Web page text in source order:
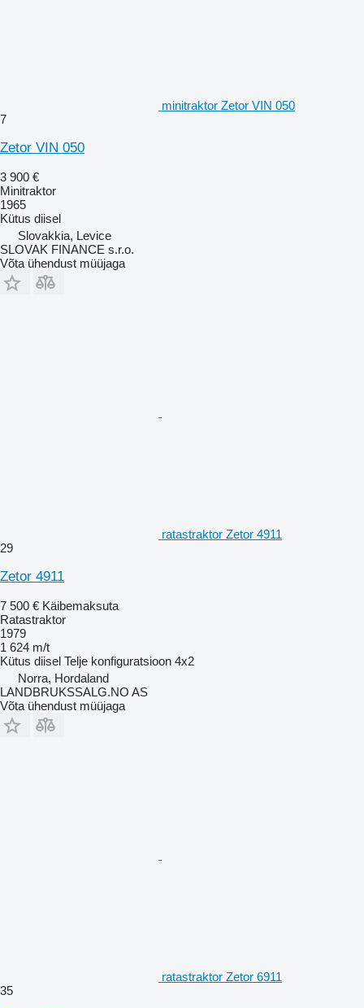
minitraktor Zetor VIN 050
7
Zetor VIN 050
3 900 €
Minitraktor
1965
Kütus diisel
Slovakkia, Levice
SLOVAK FINANCE s.r.o.
Võta ühendust müüjaga
ratastraktor Zetor 4911
29
Zetor 4911
7 500 € Käibemaksuta
Ratastraktor
1979
1 624 m/t
Kütus diisel Telje konfiguratsioon 4x2
Norra, Hordaland
LANDBRUKSSALG.NO AS
Võta ühendust müüjaga
ratastraktor Zetor 6911
35